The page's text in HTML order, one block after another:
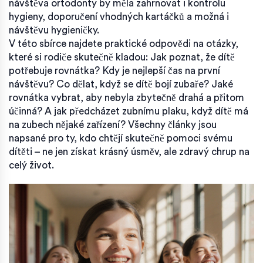
návštěva ortodonty by měla zahrnovat i kontrolu
hygieny, doporučení vhodných kartáčků a možná i
návštěvu hygieničky.
V této sbírce najdete praktické odpovědi na otázky,
které si rodiče skutečně kladou: Jak poznat, že dítě
potřebuje rovnátka? Kdy je nejlepší čas na první
návštěvu? Co dělat, když se dítě bojí zubaře? Jaké
rovnátka vybrat, aby nebyla zbytečně drahá a přitom
účinná? A jak předcházet zubnímu plaku, když dítě má
na zubech nějaké zařízení? Všechny články jsou
napsané pro ty, kdo chtějí skutečně pomoci svému
dítěti – ne jen získat krásný úsměv, ale zdravý chrup na
celý život.